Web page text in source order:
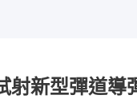
射新型彈道